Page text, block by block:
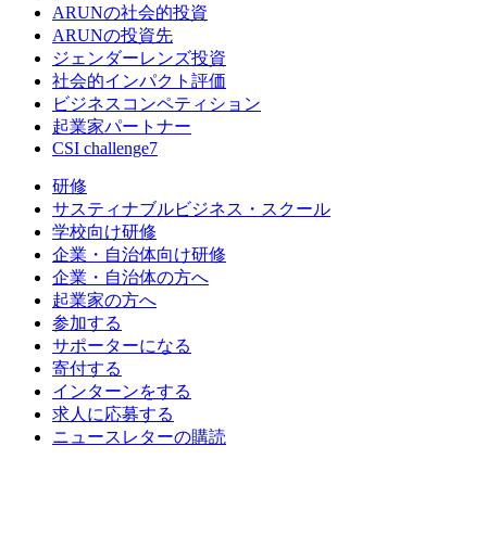
ARUNの社会的投資
ARUNの投資先
ジェンダーレンズ投資
社会的インパクト評価
ビジネスコンペティション
起業家パートナー
CSI challenge7
研修
サスティナブルビジネス・スクール
学校向け研修
企業・自治体向け研修
企業・自治体の方へ
起業家の方へ
参加する
サポーターになる
寄付する
インターンをする
求人に応募する
ニュースレターの購読